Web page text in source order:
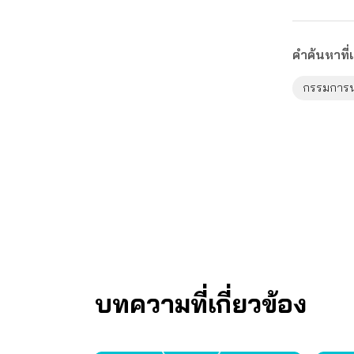
คำค้นหาที่
กรรมการ
บทความที่เกี่ยวข้อง